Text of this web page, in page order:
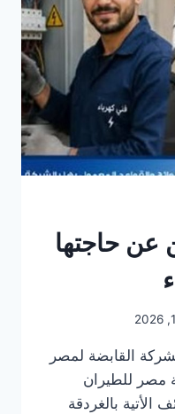
عن حاجتها
القابضة لمصر
مصر للطيران
بالغردقة